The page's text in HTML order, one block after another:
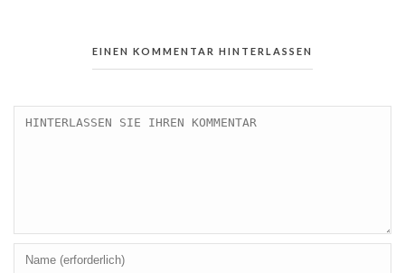
EINEN KOMMENTAR HINTERLASSEN